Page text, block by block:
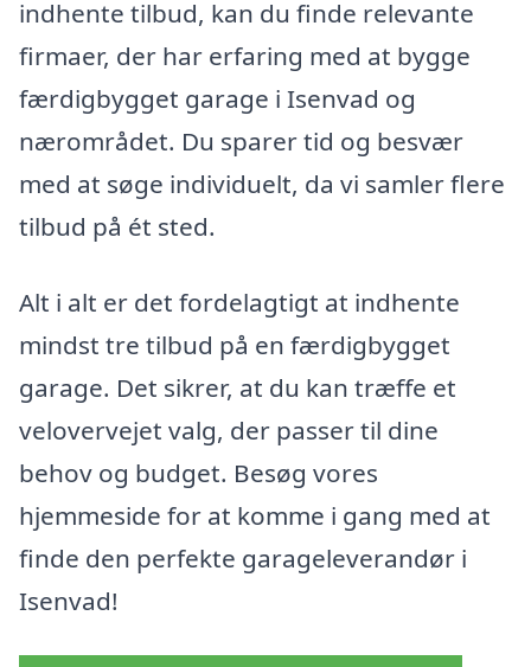
indhente tilbud, kan du finde relevante
firmaer, der har erfaring med at bygge
færdigbygget garage i Isenvad og
nærområdet. Du sparer tid og besvær
med at søge individuelt, da vi samler flere
tilbud på ét sted.
Alt i alt er det fordelagtigt at indhente
mindst tre tilbud på en færdigbygget
garage. Det sikrer, at du kan træffe et
velovervejet valg, der passer til dine
behov og budget. Besøg vores
hjemmeside for at komme i gang med at
finde den perfekte garageleverandør i
Isenvad!